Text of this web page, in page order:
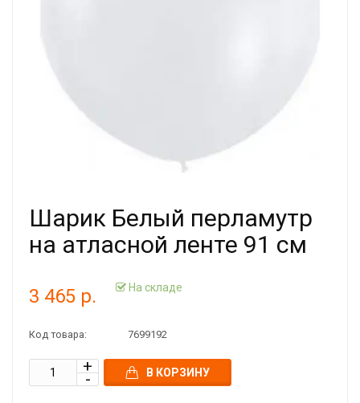
Шарик Белый перламутр
на атласной ленте 91 см
3 465 р. На складе
Код товара: 7699192
В КОРЗИНУ